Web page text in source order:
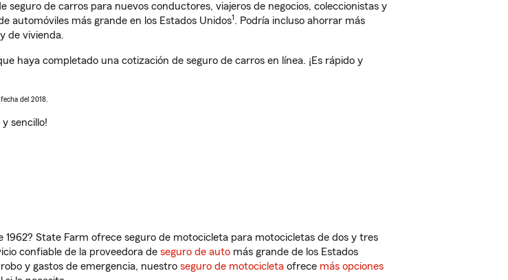
de carros para nuevos conductores, viajeros de negocios, coleccionistas y
automóviles más grande en los Estados Unidos1. Podría incluso ahorrar más
de vivienda.
haya completado una cotización de seguro de carros en línea. ¡Es rápido y
del 2018.
y sencillo!
State Farm ofrece seguro de motocicleta para motocicletas de dos y tres
confiable de la proveedora de seguro de auto más grande de los Estados
y gastos de emergencia, nuestro seguro de motocicleta ofrece más opciones